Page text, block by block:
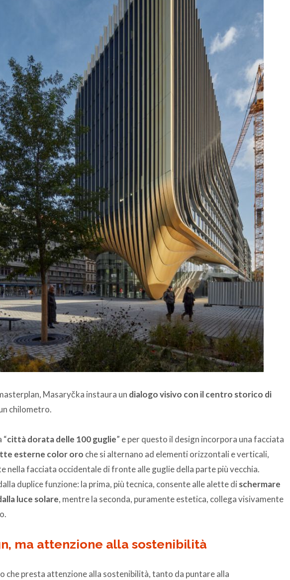
Masaryčka instaura un dialogo visivo con il centro storico di
chilometro.
“città dorata delle 100 guglie” e per questo il design incorpora una facciata
esterne colororo che si alternano ad elementi orizzontali e verticali,
nella facciata occidentale di fronte alle guglie della parte più vecchia.
duplice funzione: la prima, più tecnica, consente alle alette di schermare
luce solare, mentre la seconda, puramente estetica, collega visivamente
ma attenzione alla sostenibilità
che presta attenzione alla sostenibilità, tanto da puntare alla